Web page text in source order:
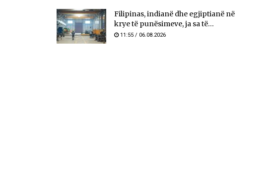
Filipinas, indianë dhe egjiptianë në
krye të punësimeve, ja sa të...
11:55 / 06.08.2026